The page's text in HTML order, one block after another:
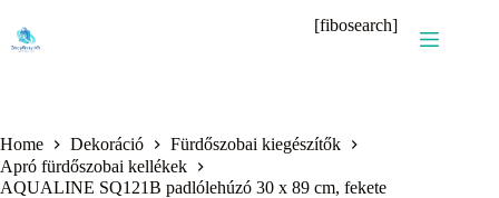
content
[fibosearch]
Home Dekoráció
Fürdőszobai kiegészítők
Apró fürdőszobai kellékek
AQUALINE SQ121B padlólehúzó 30 x 89 cm, fekete